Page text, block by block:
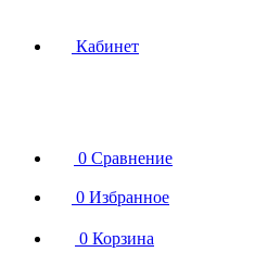
Кабинет
0 Сравнение
0 Избранное
0 Корзина